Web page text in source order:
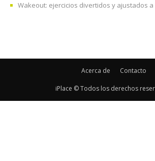
Wakeout: ejercicios divertidos y ajustados
Acerca de Contacto
iPlace © Todos los derechos